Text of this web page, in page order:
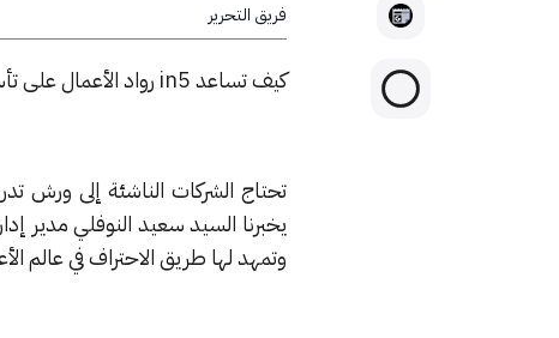
فريق التحرير
كيف تساعد in5 رواد الأعمال على تأسيس شركاتهم الناشئة في الإمارات وبدء مشاريعهم | مقابلة مع in5
تحتاج الشركات الناشئة إلى ورش
وتمهد لها طريق الاحتراف في عالم